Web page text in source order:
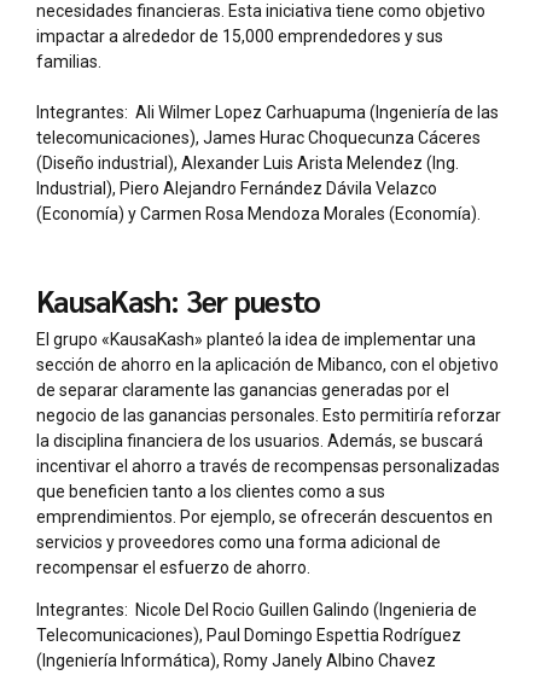
necesidades financieras. Esta iniciativa tiene como objetivo
impactar a alrededor de 15,000 emprendedores y sus
familias.
Integrantes: Ali Wilmer Lopez Carhuapuma (Ingeniería de las
telecomunicaciones), James Hurac Choquecunza Cáceres
(Diseño industrial), Alexander Luis Arista Melendez (Ing.
Industrial), Piero Alejandro Fernández Dávila Velazco
(Economía) y Carmen Rosa Mendoza Morales (Economía).
KausaKash: 3er puesto
El grupo «KausaKash» planteó la idea de implementar una
sección de ahorro en la aplicación de Mibanco, con el objetivo
de separar claramente las ganancias generadas por el
negocio de las ganancias personales. Esto permitiría reforzar
la disciplina financiera de los usuarios. Además, se buscará
incentivar el ahorro a través de recompensas personalizadas
que beneficien tanto a los clientes como a sus
emprendimientos. Por ejemplo, se ofrecerán descuentos en
servicios y proveedores como una forma adicional de
recompensar el esfuerzo de ahorro.
Integrantes: Nicole Del Rocio Guillen Galindo (Ingenieria de
Telecomunicaciones), Paul Domingo Espettia Rodríguez
(Ingeniería Informática), Romy Janely Albino Chavez